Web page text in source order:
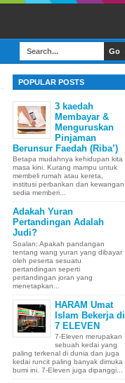
POPULAR POSTS
3 kaedah
Membayar &
Menguruskan
Pinjaman
Berunsur Faedah (Riba’)
Betapa mudahnya kehidupan kita
masa kini. Kurang mampu untuk
membeli rumah atau kereta,
institusi perbankan dan kewangan
sedia memberi...
Adakah Yuran
Pertandingan Adalah
Judi?
Soalan: Apakah pandangan
tentang wang yuran yang dibayar
oleh peserta sesuatu
pertandingan seperti
pertandingan joran yang
menetapkan...
HARAM Umat
Islam Bekerja di
7 ELEVEN
7-Eleven merupakan
sebuah kedai yang
paling terkenal di dunia dan juga
kedai runcit paling banyak dimuka
bumi ini. 7-Eleven juga dipanggi...